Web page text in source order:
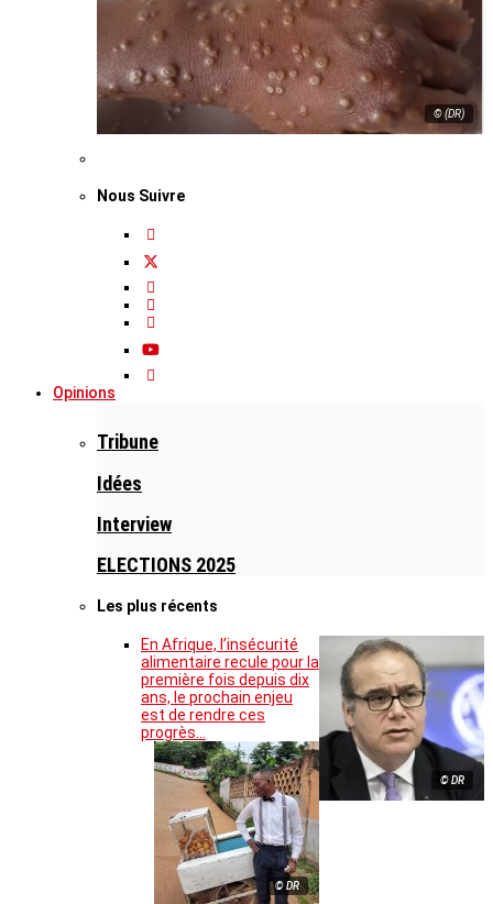
© (DR)
Nous Suivre
Opinions
Tribune
Idées
Interview
ELECTIONS 2025
Les plus récents
© DR
En Afrique, l’insécurité
alimentaire recule pour la
première fois depuis dix
ans, le prochain enjeu
est de rendre ces
progrès…
© DR